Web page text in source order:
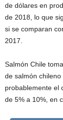
de dólares en
de 2018, lo que
si se comparan
2017.
Salmón Chile
de salmón
probablemente el
de 5% a 10%, en